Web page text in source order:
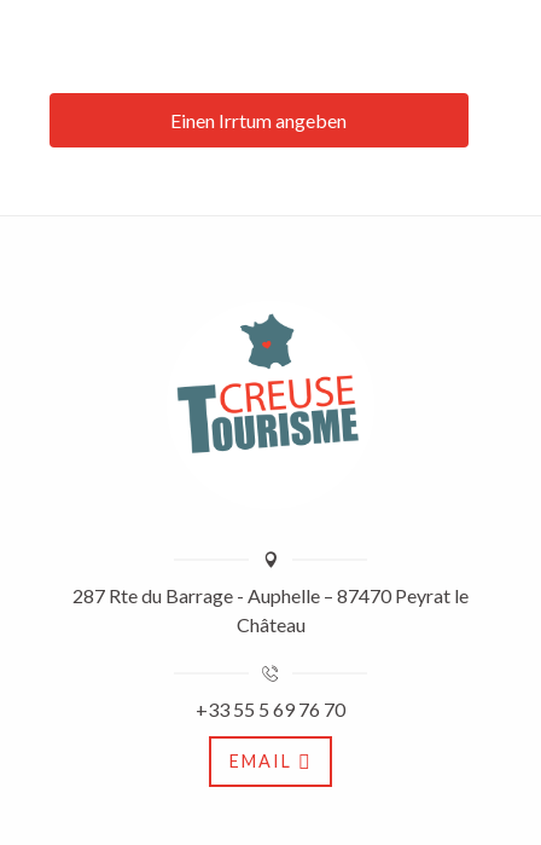
Einen Irrtum angeben
287 Rte du Barrage - Auphelle – 87470 Peyrat le
Château
+33 55 5 69 76 70
EMAIL